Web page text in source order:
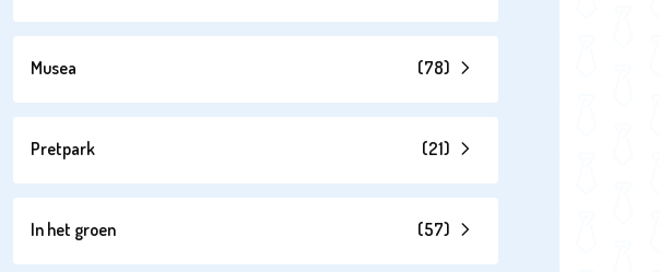
Musea (78)
Pretpark (21)
In het groen (57)